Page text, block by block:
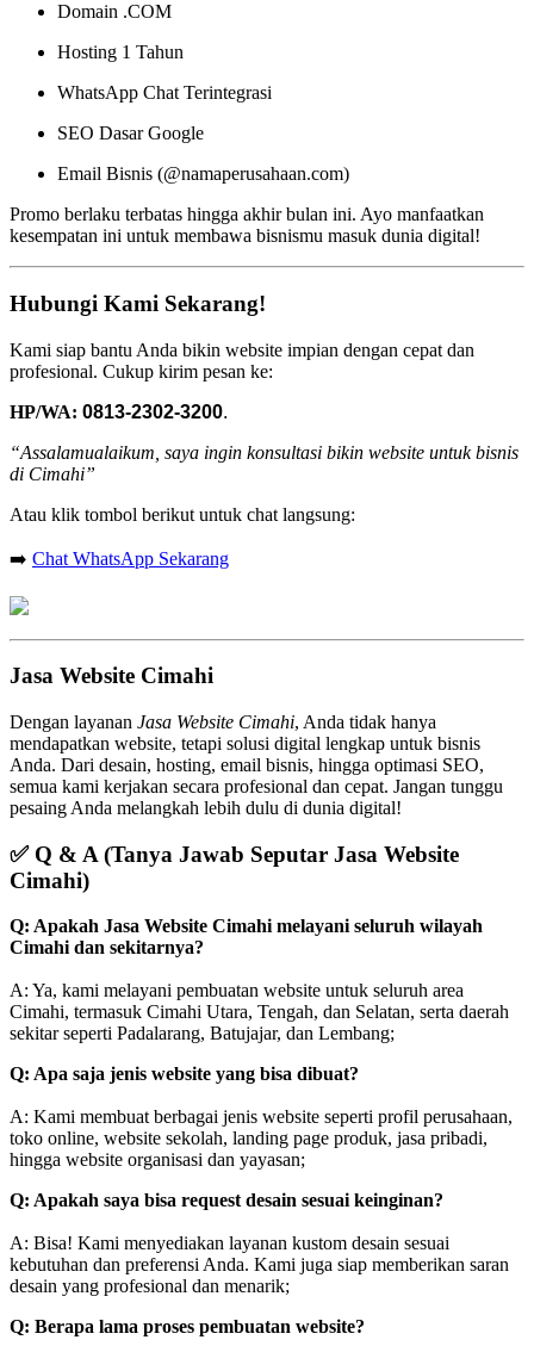
Domain .COM
Hosting 1 Tahun
WhatsApp Chat Terintegrasi
SEO Dasar Google
Email Bisnis (@namaperusahaan.com)
Promo berlaku terbatas hingga akhir bulan ini. Ayo manfaatkan
kesempatan ini untuk membawa bisnismu masuk dunia digital!
Hubungi Kami Sekarang!
Kami siap bantu Anda bikin website impian dengan cepat dan
profesional. Cukup kirim pesan ke:
HP/WA: 0813-2302-3200.
“Assalamualaikum, saya ingin konsultasi bikin website untuk bisnis
di Cimahi”
Atau klik tombol berikut untuk chat langsung:
➡️ Chat WhatsApp Sekarang
Jasa Website Cimahi
Dengan layanan Jasa Website Cimahi, Anda tidak hanya
mendapatkan website, tetapi solusi digital lengkap untuk bisnis
Anda. Dari desain, hosting, email bisnis, hingga optimasi SEO,
semua kami kerjakan secara profesional dan cepat. Jangan tunggu
pesaing Anda melangkah lebih dulu di dunia digital!
✅ Q & A (Tanya Jawab Seputar Jasa Website
Cimahi)
Q: Apakah Jasa Website Cimahi melayani seluruh wilayah
Cimahi dan sekitarnya?
A: Ya, kami melayani pembuatan website untuk seluruh area
Cimahi, termasuk Cimahi Utara, Tengah, dan Selatan, serta daerah
sekitar seperti Padalarang, Batujajar, dan Lembang;
Q: Apa saja jenis website yang bisa dibuat?
A: Kami membuat berbagai jenis website seperti profil perusahaan,
toko online, website sekolah, landing page produk, jasa pribadi,
hingga website organisasi dan yayasan;
Q: Apakah saya bisa request desain sesuai keinginan?
A: Bisa! Kami menyediakan layanan kustom desain sesuai
kebutuhan dan preferensi Anda. Kami juga siap memberikan saran
desain yang profesional dan menarik;
Q: Berapa lama proses pembuatan website?